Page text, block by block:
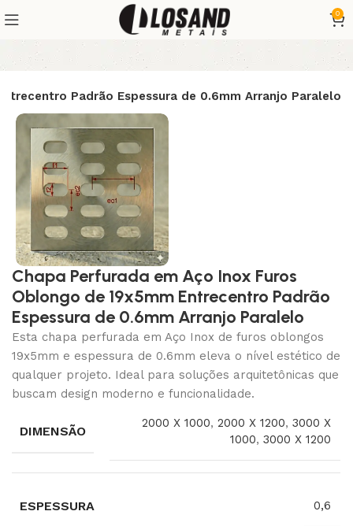
0
Padrão Espessura de 0.6mm Arranjo Paralelo
Chapa Perfurada em Aço Inox Furos
Oblongo de 19x5mm Entrecentro Padrão
Espessura de 0.6mm Arranjo Paralelo
Esta chapa perfurada em Aço Inox de furos oblongos
19x5mm e espessura de 0.6mm eleva o nível estético de
qualquer projeto. Ideal para soluções arquitetônicas que
buscam design moderno e funcionalidade.
DIMENSÃO
2000 X 1000,2000 X 1200,3000 X
1000,3000 X 1200
ESPESSURA 0,6